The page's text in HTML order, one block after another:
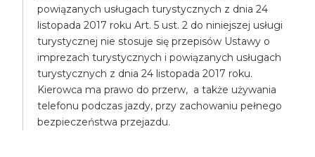
powiązanych usługach turystycznych z dnia 24
listopada 2017 roku Art. 5 ust. 2 do niniejszej usługi
turystycznej nie stosuje się przepisów Ustawy o
imprezach turystycznych i powiązanych usługach
turystycznych z dnia 24 listopada 2017 roku.
Kierowca ma prawo do przerw, a także używania
telefonu podczas jazdy, przy zachowaniu pełnego
bezpieczeństwa przejazdu.